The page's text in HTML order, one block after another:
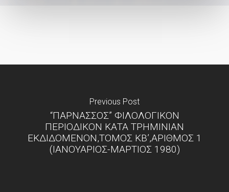
Previous Post
“ΠΑΡΝΑΣΣΟΣ” ΦΙΛΟΛΟΓΙΚΟΝ
ΠΕΡΙΟΔΙΚΟΝ ΚΑΤΑ ΤΡΗΜΙΝΙΑΝ
ΕΚΔΙΔΟΜΕΝΟΝ,ΤΟΜΟΣ ΚΒ’,ΑΡΙΘΜΟΣ 1
(ΙΑΝΟΥΑΡΙΟΣ-ΜΑΡΤΙΟΣ 1980)